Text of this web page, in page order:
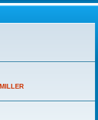
MILLER